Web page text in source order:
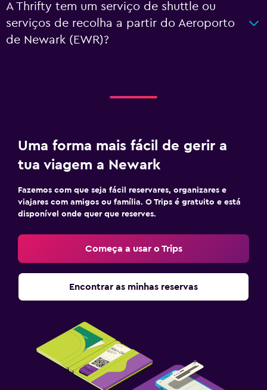
A Thrifty tem um serviço de shuttle ou
serviços de recolha a partir do Aeroporto
de Newark (EWR)?
Uma forma mais fácil de gerir a
tua viagem a Newark
Fazemos com que seja fácil reservares, organizares e
viajares com amigos ou família. O Trips é gratuito e está
disponível onde quer que reserves.
Começa a usar o Trips
Encontrar as minhas reservas